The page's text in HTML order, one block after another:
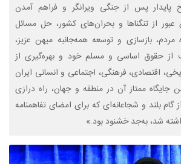
پایدار پس از جنگی ویرانگر و فراهم آمدن
عبور از تنگناها و بحران‌های کشور، حل مسائل
بازسازی و توسعه همه‌جانبه میهن عزیز،
از حقوق اساسی و مسلم خود و بهره‌گیری از
اقتصادی، فرهنگی، اجتماعی و انسانی ایران
جایگاه ممتاز آن در منطقه و جهان، راه درازی
بلند و شجاعانه‌ای که برای امضای تفاهمنامه
شد، به‌جد خشنود بود.»